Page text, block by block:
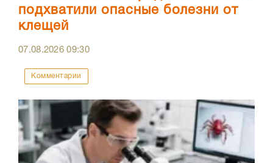
подхватили опасные болезни от
клещей
07.08.202609:30
Комментарии